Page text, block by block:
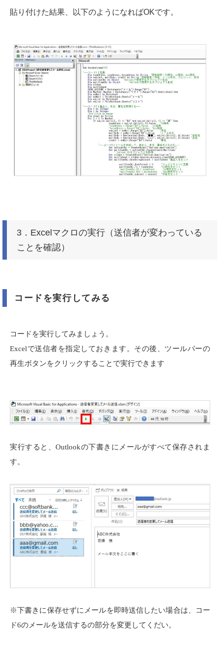
貼り付けた結果、以下のようになればOKです。
3．Excelマクロの実行（送信者が変わっている
ことを確認）
コードを実行してみる
コードを実行してみましょう。
Excelで送信者を指定しておきます。その後、 ツールバーの
再生ボタンをクリックすることで実行できます
実行すると、Outlookの下書きにメールがすべて保存されま
す。
※下書きに保存せずにメールを即時送信したい場合は、コー
ド6のメールを送信するの部分を変更してくだい。